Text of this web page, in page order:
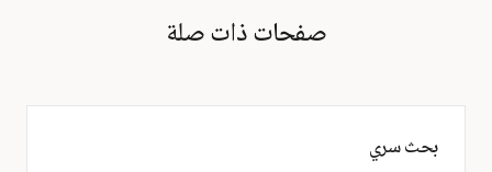
صفحات ذات صلة
بحث سري